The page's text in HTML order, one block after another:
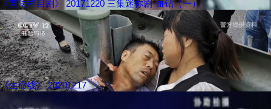
《普法栏目剧》 20171220 三集迷你剧·血钻（一）
《生命线》 20201217